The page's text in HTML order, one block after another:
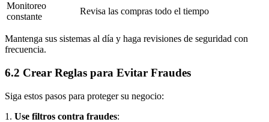
Monitoreo
constante
Revisa las compras todo el tiempo
Mantenga sus sistemas al día y haga revisiones de seguridad con
frecuencia.
6.2 Crear Reglas para Evitar Fraudes
Siga estos pasos para proteger su negocio:
1. Use filtros contra fraudes: